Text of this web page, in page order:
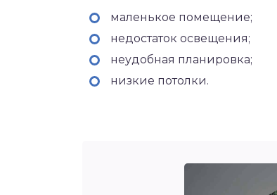
маленькое помещение;
недостаток освещения;
неудобная планировка;
низкие потолки.